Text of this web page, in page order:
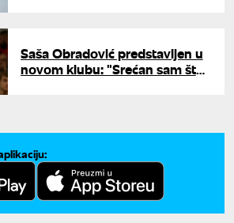
Saša Obradović predstavljen u
novom klubu: "Srećan sam što